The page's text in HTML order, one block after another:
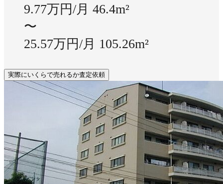
9.77万円/月 46.4m²
〜
25.57万円/月 105.26m²
実際にいくらで売れるか査定依頼